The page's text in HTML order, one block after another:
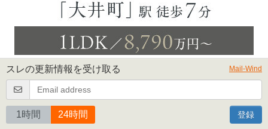
スレの更新情報を受け取る Mail-Wind
1時間 24時間 登録